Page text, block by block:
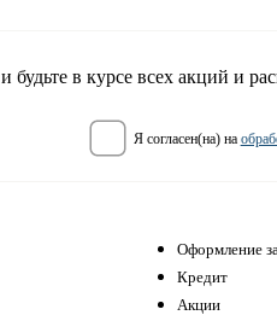
в курсе всех акций и
я согласен(на) на
Оформление
Кредит
Акции